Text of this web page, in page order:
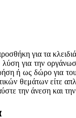
για τα
για την
ή ως δώρο για
θεμάτων είτε
την άνεση και